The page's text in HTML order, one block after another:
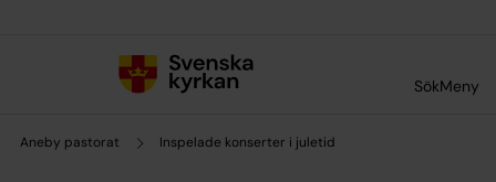
SökMeny
Aneby pastorat Inspelade konserter i juletid